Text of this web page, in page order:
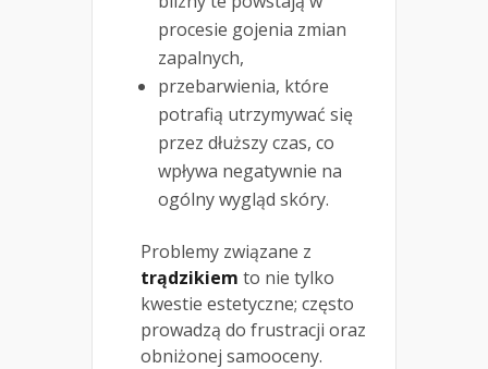
procesie gojenia zmian
zapalnych,
przebarwienia, które
potrafią utrzymywać się
przez dłuższy czas, co
wpływa negatywnie na
ogólny wygląd skóry.
Problemy związane z
trądzikiem to nie tylko
kwestie estetyczne; często
prowadzą do frustracji oraz
obniżonej samooceny.